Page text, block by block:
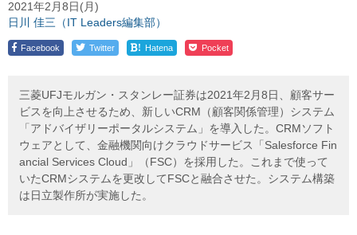
2021年2月8日(月)
日川 佳三（IT Leaders編集部）
Facebook Twitter ! Hatena Pocket
三菱UFJモルガン・スタンレー証券は2021年2月8日、顧客サー
ビスを向上させるため、新しいCRM（顧客関係管理）システム
「アドバイザリーポータルシステム」を導入した。CRMソフト
ウェアとして、金融機関向けクラウドサービス「Salesforce Fin
ancial Services Cloud」（FSC）を採用した。これまで使って
いたCRMシステムを更改してFSCと融合させた。システム構築
は日立製作所が実施した。